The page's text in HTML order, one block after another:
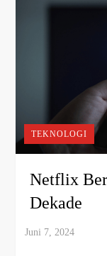
TEKNOLOGI
Netflix
Dekade